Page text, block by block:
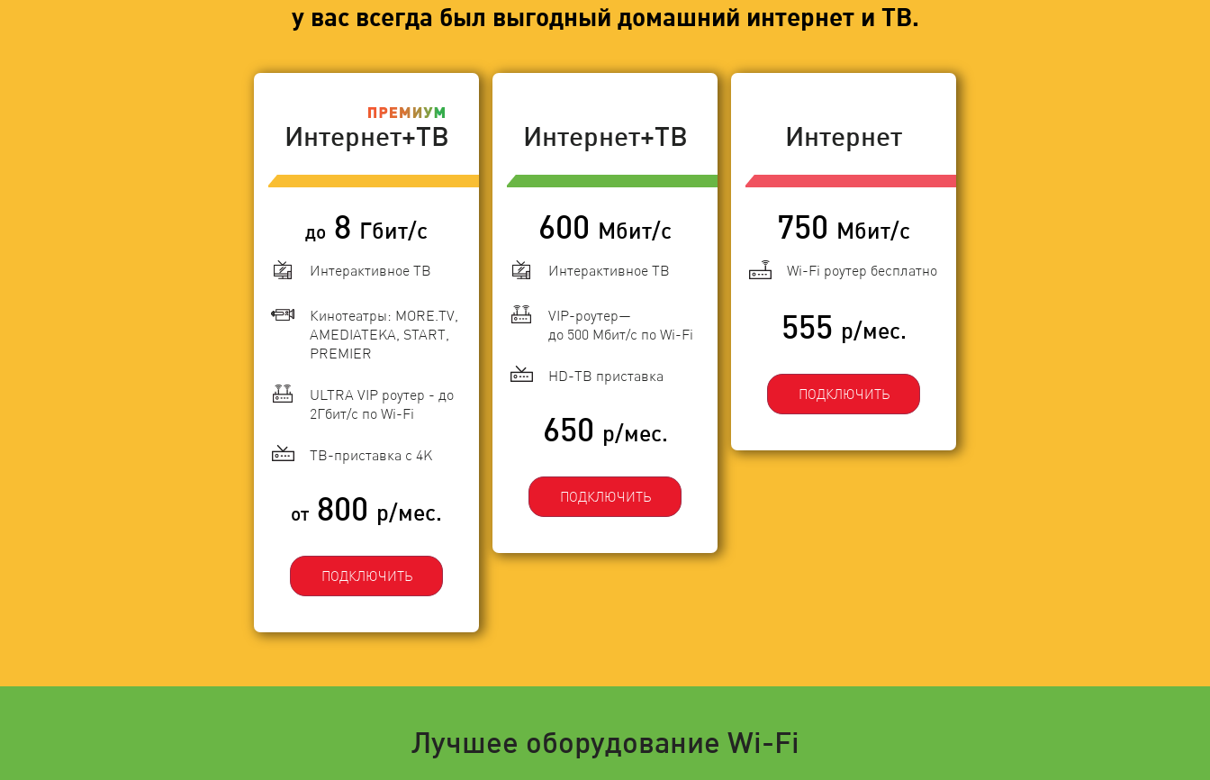
у вас всегда был выгодный домашний интернет и ТВ.
Интернет+ТВ
до 8 Гбит/с
Интерактивное ТВ
Кинотеатры: MORE.TV,
AMEDIATEKA, START,
PREMIER
ULTRA VIP роутер - до
2Гбит/c по Wi-Fi
ТВ-приставка с 4K
от 800 р/мес.
ПОДКЛЮЧИТЬ
Интернет+ТВ
600 Мбит/с
Интерактивное ТВ
VIP-роутер—
до 500 Мбит/с по Wi-Fi
HD-ТВ приставка
650 р/мес.
ПОДКЛЮЧИТЬ
Интернет
750 Мбит/с
Wi-Fi роутер бесплатно
555 р/мес.
ПОДКЛЮЧИТЬ
Лучшее оборудование Wi-Fi